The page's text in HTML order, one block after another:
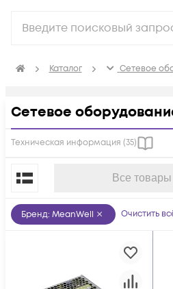
Каталог Сетевое
Сетевое
Техническая информация (35)
Все товары
По популярности
Бренд: MeanWell Очистить